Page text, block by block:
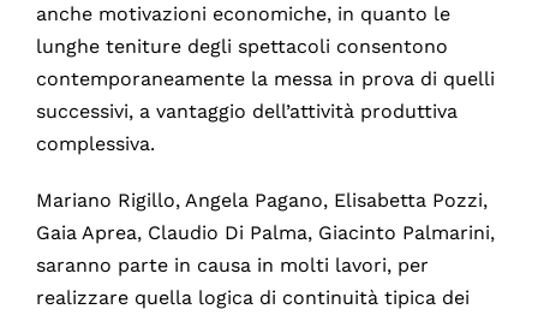
anche motivazioni economiche, in quanto le
lunghe teniture degli spettacoli consentono
contemporaneamente la messa in prova di quelli
successivi, a vantaggio dell’attività produttiva
complessiva.
Mariano Rigillo, Angela Pagano, Elisabetta Pozzi,
Gaia Aprea, Claudio Di Palma, Giacinto Palmarini,
saranno parte in causa in molti lavori, per
realizzare quella logica di continuità tipica dei